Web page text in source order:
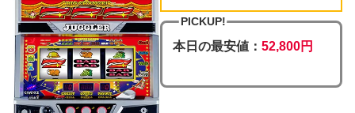
PICKUP!
本日の最安値： 52,800円